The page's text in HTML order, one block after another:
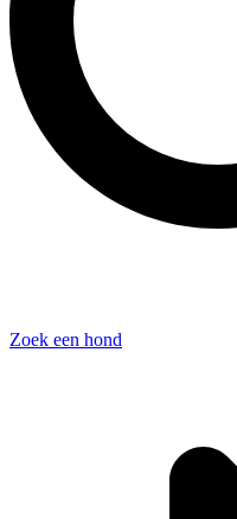
Zoek een hond